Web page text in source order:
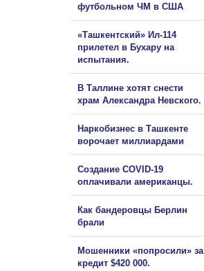
футбольном ЧМ в США
«Ташкентский» Ил-114
прилетел в Бухару на
испытания.
В Таллине хотят снести
храм Александра Невского.
Наркобизнес в Ташкенте
ворочает миллиардами
Создание COVID-19
оплачивали американцы.
Как бандеровцы Берлин
брали
Мошенники «попросили» за
кредит $420 000.